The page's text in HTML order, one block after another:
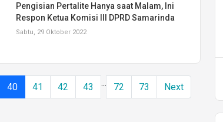
Pengisian Pertalite Hanya saat Malam, Ini
Respon Ketua Komisi III DPRD Samarinda
Sabtu, 29 Oktober 2022
40 41 42 43 ... 72 73 Next